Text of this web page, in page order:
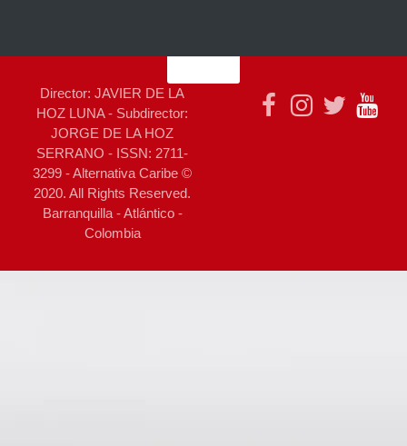
Director: JAVIER DE LA
HOZ LUNA - Subdirector:
JORGE DE LA HOZ
SERRANO - ISSN: 2711-
3299 - Alternativa Caribe ©
2020. All Rights Reserved.
Barranquilla - Atlántico -
Colombia